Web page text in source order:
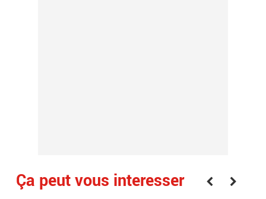
Ça peut vous interesser